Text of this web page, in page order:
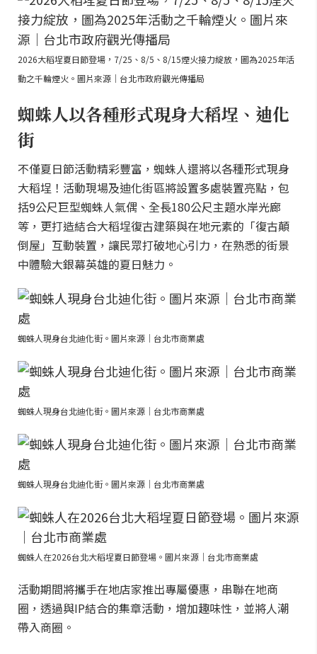
2026大稻埕夏日節登場，7/25、8/5、8/15煙火接力綻放，圖為2025年活
動之千輪煙火。圖片來源｜台北市政府觀光傳播局
蜘蛛人以各種形式現身大稻埕、迪化
街
不僅夏日節活動精彩豐富，蜘蛛人還將以各種形式現身
大稻埕！活動現場及迪化街區將設置多處裝置亮點，包
括9公尺巨型蜘蛛人氣偶、全長180公尺主題水岸光廊
等，更打造結合大稻埕復古建築與在地元素的「復古顛
倒屋」互動裝置，讓民眾打破地心引力，在熟悉的街景
中體驗大銀幕英雄的夏日魅力。
蜘蛛人現身台北迪化街。圖片來源｜台北市商業處
蜘蛛人現身台北迪化街。圖片來源｜台北市商業處
蜘蛛人現身台北迪化街。圖片來源｜台北市商業處
蜘蛛人在2026台北大稻埕夏日節登場。圖片來源｜台北市商業處
活動期間將攜手在地店家推出專屬優惠，串聯在地商
圈，透過與IP結合的集章活動，增加趣味性，並將人潮
帶入商圈。